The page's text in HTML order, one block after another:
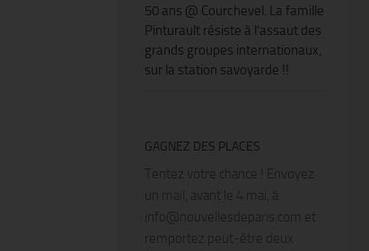
50 ans @ Courchevel. La famille
Pinturault résiste à l’assaut des
grands groupes internationaux,
sur la station savoyarde !!
GAGNEZ DES PLACES
Tentez votre chance ! Envoyez
un mail, avant le 4 mai, à
info@nouvellesdeparis.com et
remportez peut-être deux